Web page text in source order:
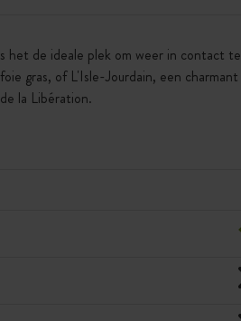
het de ideale plek om weer in contact te
gras, of L'Isle-Jourdain, een charmant
la Libération.